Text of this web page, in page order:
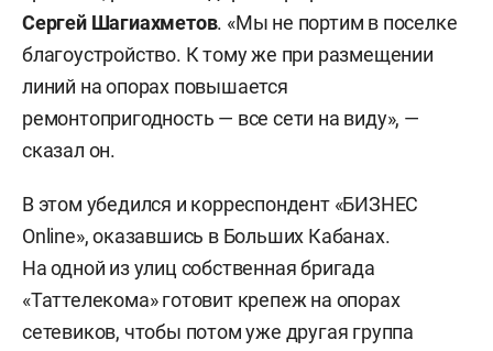
Сергей Шагиахметов. «Мы не портим в поселке
благоустройство. К тому же при размещении
линий на опорах повышается
ремонтопригодность — все сети на виду», —
сказал он.
В этом убедился и корреспондент «БИЗНЕС
Online», оказавшись в Больших Кабанах.
На одной из улиц собственная бригада
«Таттелекома» готовит крепеж на опорах
сетевиков, чтобы потом уже другая группа